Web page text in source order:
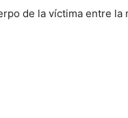
de la víctima entre la